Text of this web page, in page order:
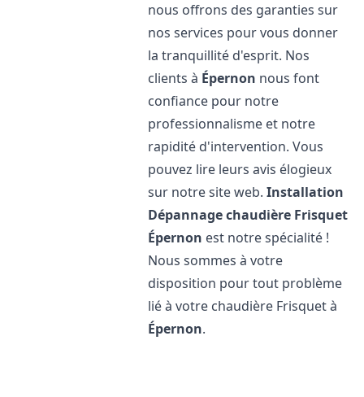
nous offrons des garanties sur
nos services pour vous donner
la tranquillité d'esprit. Nos
clients à Épernon nous font
confiance pour notre
professionnalisme et notre
rapidité d'intervention. Vous
pouvez lire leurs avis élogieux
sur notre site web.Installation
Dépannage chaudière Frisquet
Épernon est notre spécialité !
Nous sommes à votre
disposition pour tout problème
lié à votre chaudière Frisquet à
Épernon.